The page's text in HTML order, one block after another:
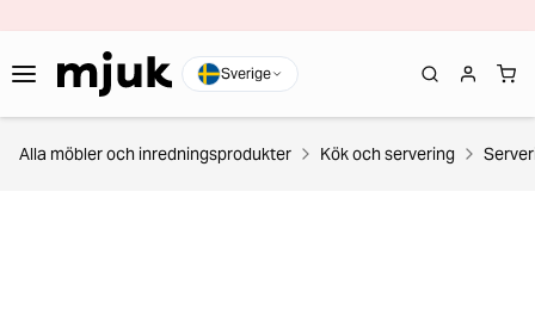
Sverige
Alla möbler och inredningsprodukter Kök och servering